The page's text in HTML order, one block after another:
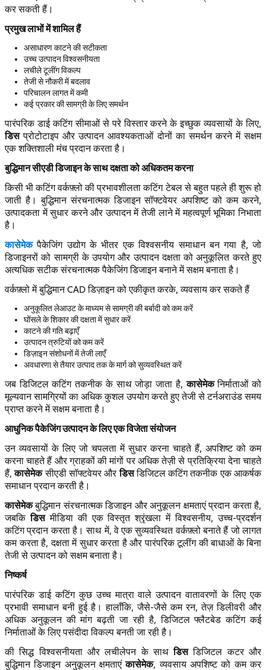
कर सकती हैं।
प्रमुख लाभों में शामिल हैं
असाधारण काटने की सटीकता
उच्च उत्पादन विश्वसनीयता
लचीले टूलींग विकल्प
तेजी से नौकरी में बदलाव
परिचालन लागत में कमी
कई प्रकार की सामग्री के लिए समर्थन
पारंपरिक डाई कटिंग सीमाओं से परे विस्तार करने के इच्छुक व्यवसायों के लिए,
डिसप्रोटोटाइप और उत्पादन आवश्यकताओं दोनों का समर्थन करने में सक्षम
एक शक्तिशाली मंच प्रदान करता है।
बुद्धिमान सीएडी डिजाइन के साथ दक्षता को अधिकतम करना
किसी भी कटिंग वर्कफ़्लो की प्रभावशीलता कटिंग टेबल से बहुत पहले ही शुरू हो
जाती है। बुद्धिमान संरचनात्मक डिजाइन सॉफ्टवेयर अपशिष्ट को कम करने,
उत्पादकता में सुधार करने और उत्पादन में तेजी लाने में महत्वपूर्ण भूमिका निभाता
है।
कासेमेकपैकेजिंग उद्योग के भीतर एक विश्वसनीय समाधान बन गया है, जो
डिजाइनरों को सामग्री के उपयोग और उत्पादन दक्षता को अनुकूलित करते हुए
अत्यधिक सटीक संरचनात्मक पैकेजिंग डिजाइन बनाने में सक्षम बनाता है।
वर्कफ़्लो में बुद्धिमान CAD डिज़ाइन को एकीकृत करके, व्यवसाय कर सकते हैं
अनुकूलित लेआउट के माध्यम से सामग्री की बर्बादी को कम करें
घोंसले के शिकार की दक्षता में सुधार करें
काटने की गति बढ़ाएँ
उत्पादन त्रुटियों को कम करें
डिज़ाइन संशोधनों में तेजी लाएँ
अवधारणा से तैयार उत्पाद तक के मार्ग को सुव्यवस्थित करें
जब डिजिटल कटिंग तकनीक के साथ जोड़ा जाता है,कासेमेकनिर्माताओं को
मूल्यवान सामग्रियों का अधिक कुशल उपयोग करते हुए तेजी से टर्नअराउंड समय
प्राप्त करने में सक्षम बनाता है।
आधुनिक पैकेजिंग उत्पादन के लिए एक विजेता संयोजन
उन व्यवसायों के लिए जो चपलता में सुधार करना चाहते हैं, अपशिष्ट को कम
करना चाहते हैं और ग्राहकों की मांगों पर अधिक तेज़ी से प्रतिक्रिया देना चाहते
हैं,कासेमेकसीएडी सॉफ्टवेयर औरडिसडिजिटल कटिंग तकनीक एक आकर्षक
समाधान प्रदान करती है।
कासेमेकबुद्धिमान संरचनात्मक डिजाइन और अनुकूलन क्षमताएं प्रदान करता है,
जबकिडिसमीडिया की एक विस्तृत श्रृंखला में विश्वसनीय, उच्च-प्रदर्शन
कटिंग प्रदान करता है। साथ में, वे एक सुव्यवस्थित वर्कफ़्लो बनाते हैं जो लागत
कम करता है, दक्षता में सुधार करता है और पारंपरिक टूलींग की बाधाओं के बिना
तेजी से उत्पादन को सक्षम बनाता है।
निष्कर्ष
पारंपरिक डाई कटिंग कुछ उच्च मात्रा वाले उत्पादन वातावरणों के लिए एक
प्रभावी समाधान बनी हुई है। हालाँकि, जैसे-जैसे कम रन, तेज़ डिलीवरी और
अधिक अनुकूलन की मांग बढ़ती जा रही है, डिजिटल फ्लैटबेड कटिंग कई
निर्माताओं के लिए पसंदीदा विकल्प बनती जा रही है।
की सिद्ध विश्वसनीयता और लचीलेपन के साथडिसडिजिटल कटर और
बुद्धिमान डिजाइन अनुकूलन क्षमताएंकासेमेक, व्यवसाय अपशिष्ट को कम कर